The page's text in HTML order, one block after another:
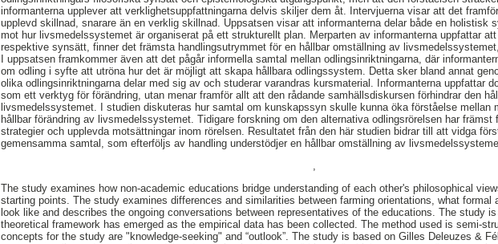
informanterna upplever att verklighetsuppfattningarna delvis skiljer dem åt. Intervjuerna visar att det
upplevd skillnad, snarare än en verklig skillnad. Uppsatsen visar att informanterna delar både en holistisk
mot hur livsmedelssystemet är organiserat på ett strukturellt plan. Merparten av informanterna uppfattar
respektive synsätt, finner det främsta handlingsutrymmet för en hållbar omställning av
I uppsatsen framkommer även att det pågår informella samtal mellan odlingsinriktningarna, där
om odling i syfte att utröna hur det är möjligt att skapa hållbara odlingssystem. Detta sker bland annat
olika odlingsinriktningarna delar med sig av och studerar varandras kursmaterial. Informanterna uppfattar
som ett verktyg för förändring, utan menar framför allt att den rådande samhällsdiskursen förhindrar den
livsmedelssystemet. I studien diskuteras hur samtal om kunskapssyn skulle kunna öka förståelse mellan
hållbar förändring av livsmedelssystemet. Tidigare forskning om den alternativa odlingsrörelsen har främst
strategier och upplevda motsättningar inom rörelsen. Resultatet från den här studien bidrar till att vidga
gemensamma samtal, som efterföljs av handling understödjer en hållbar omställning av
The study examines how non-academic educations bridge understanding of each other's philosophical
starting points. The study examines differences and similarities between farming orientations, what formal
look like and describes the ongoing conversations between representatives of the educations. The study
theoretical framework has emerged as the empirical data has been collected. The method used is semi-
concepts for the study are "knowledge-seeking" and “outlook”. The study is based on Gilles Deleuzes &